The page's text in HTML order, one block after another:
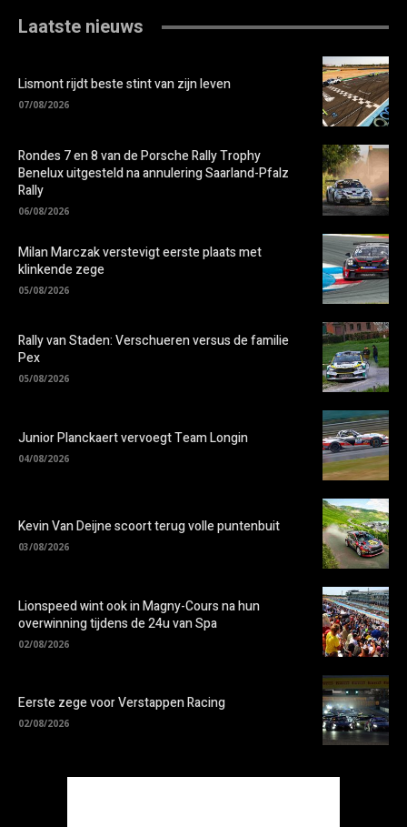
Laatste nieuws
Lismont rijdt beste stint van zijn leven
07/08/2026
Rondes 7 en 8 van de Porsche Rally Trophy
Benelux uitgesteld na annulering Saarland-Pfalz
Rally
06/08/2026
Milan Marczak verstevigt eerste plaats met
klinkende zege
05/08/2026
Rally van Staden: Verschueren versus de familie
Pex
05/08/2026
Junior Planckaert vervoegt Team Longin
04/08/2026
Kevin Van Deijne scoort terug volle puntenbuit
03/08/2026
Lionspeed wint ook in Magny-Cours na hun
overwinning tijdens de 24u van Spa
02/08/2026
Eerste zege voor Verstappen Racing
02/08/2026